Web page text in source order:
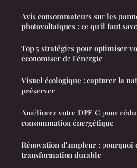
Avis consommateurs sur les
photovoltaïques : ce qu'il faut
Top 5 stratégies pour optimiser
économiser de l'énergie
Visuel écologique : capturer la
préserver
Améliorez votre DPE C pour
consommation énergétique
Rénovation d'ampleur : pourquoi
transformation durable